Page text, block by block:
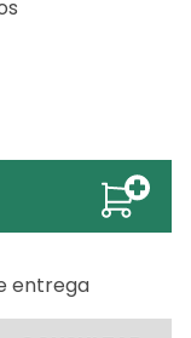
entrega